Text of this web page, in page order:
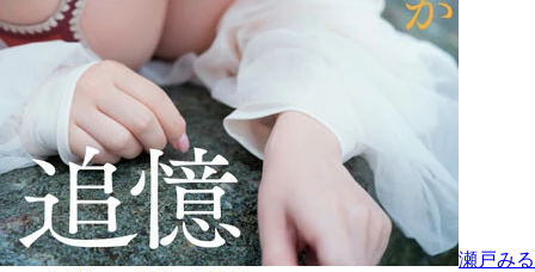
瀬戸みる